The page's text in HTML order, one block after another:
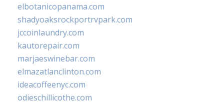
elbotanicopanama.com
shadyoaksrockportrvpark.com
jccoinlaundry.com
kautorepair.com
marjaeswinebar.com
elmazatlanclinton.com
ideacoffeenyc.com
odieschillicothe.com